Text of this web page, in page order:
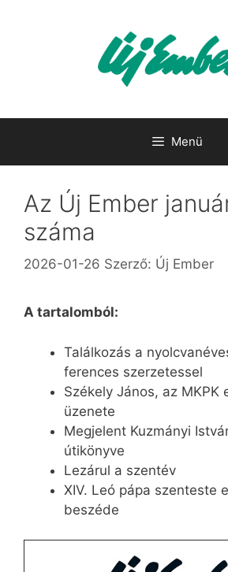
Menü
Az Új Ember
száma
2026-01-26 Szerző: Új Ember
A tartalomból:
Találkozás a
ferences szerzetessel
Székely János, az MKPK
üzenete
Megjelent Kuzmányi
útikönyve
Lezárul a szentév
XIV. Leó pápa szenteste
beszéde